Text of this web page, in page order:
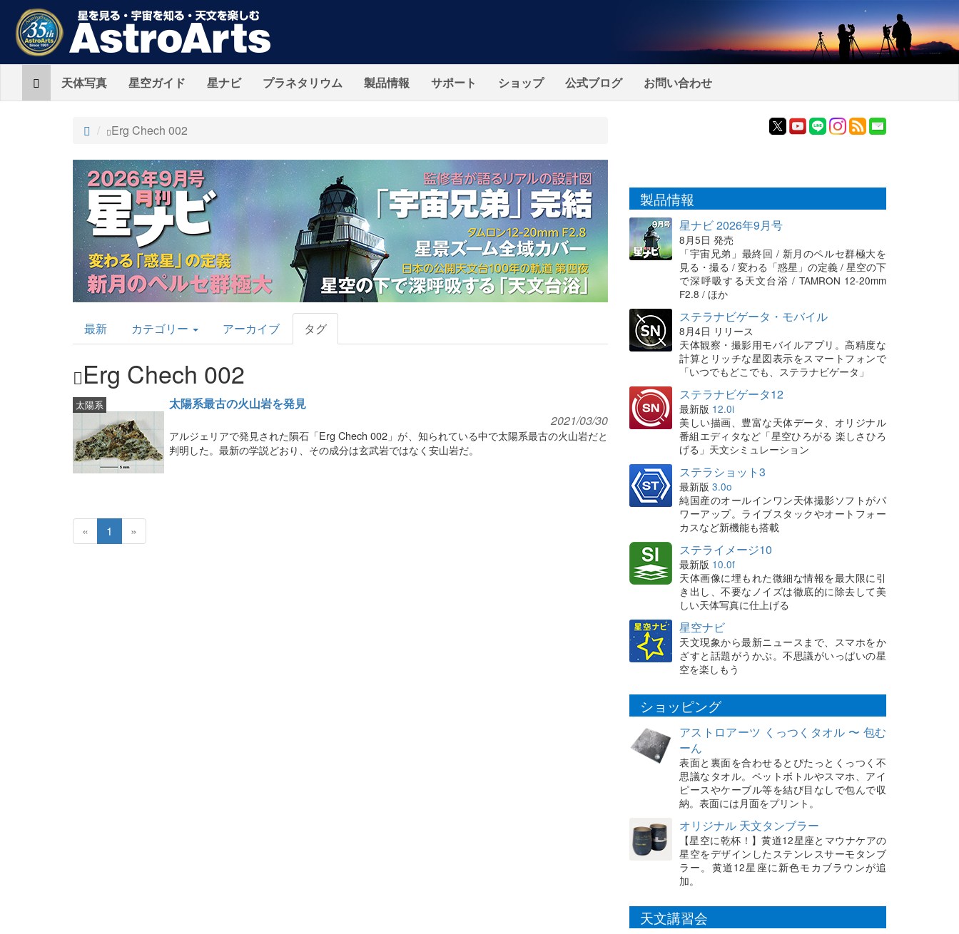
Home天体写真 星空ガイド 星ナビ プラネタリウム 製品情報 サポート ショップ 公式ブログ お問い合わせ
ト
プ
Erg Chech 002
AstroArts
Topics
最新 カテゴリー アーカイブ タグ
Erg Chech 002
太陽系最古の火山岩を発見
太陽系
2021/03/30
アルジェリアで発見された隕石「Erg Chech 002」が、知られている中で太陽系最古の火山岩だと
判明した。最新の学説どおり、その成分は玄武岩ではなく安山岩だ。
« 1 »
製品情報
星ナビ 2026年9月号
8月5日 発売
「宇宙兄弟」最終回 / 新月のペルセ群極大を
見る・撮る / 変わる「惑星」の定義 / 星空の下
で深呼吸する天文台浴 / TAMRON 12-20mm
F2.8 / ほか
ステラナビゲータ・モバイル
8月4日 リリース
天体観察・撮影用モバイルアプリ。高精度な
計算とリッチな星図表示をスマートフォンで
「いつでもどこでも、ステラナビゲータ」
ステラナビゲータ12
最新版 12.0i
美しい描画、豊富な天体データ、オリジナル
番組エディタなど「星空ひろがる 楽しさひろ
げる」天文シミュレーション
ステラショット3
最新版 3.0o
純国産のオールインワン天体撮影ソフトがパ
ワーアップ。ライブスタックやオートフォー
カスなど新機能も搭載
ステライメージ10
最新版 10.0f
天体画像に埋もれた微細な情報を最大限に引
き出し、不要なノイズは徹底的に除去して美
しい天体写真に仕上げる
星空ナビ
天文現象から最新ニュースまで、スマホをか
ざすと話題がうかぶ。不思議がいっぱいの星
空を楽しもう
ショッピング
アストロアーツ くっつくタオル 〜 包む
ーん
表面と裏面を合わせるとぴたっとくっつく不
思議なタオル。ペットボトルやスマホ、アイ
ピースやケーブル等を結び目なしで包んで収
納。表面には月面をプリント。
オリジナル 天文タンブラー
【星空に乾杯！】黄道12星座とマウナケアの
星空をデザインしたステンレスサーモタンブ
ラー。黄道12星座に新色モカブラウンが追
加。
天文講習会